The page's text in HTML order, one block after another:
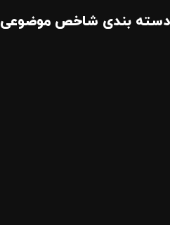
دسته بندی شاخص موضوعی